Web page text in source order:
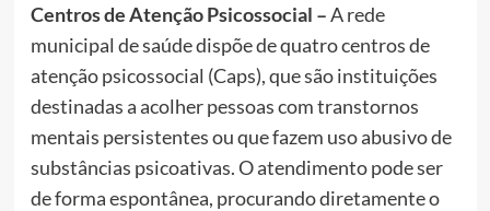
Centros de Atenção Psicossocial –A rede
municipal de saúde dispõe de quatro centros de
atenção psicossocial (Caps), que são instituições
destinadas a acolher pessoas com transtornos
mentais persistentes ou que fazem uso abusivo de
substâncias psicoativas. O atendimento pode ser
de forma espontânea, procurando diretamente o